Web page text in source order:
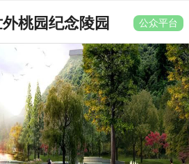
桃园纪念陵园 公众平台